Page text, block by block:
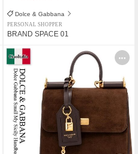
Dolce & Gabbana
PERSONAL SHOPPER
BRAND SPACE 01